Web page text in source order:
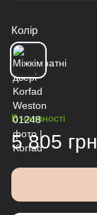
Колір
В наявності
5 805 грн